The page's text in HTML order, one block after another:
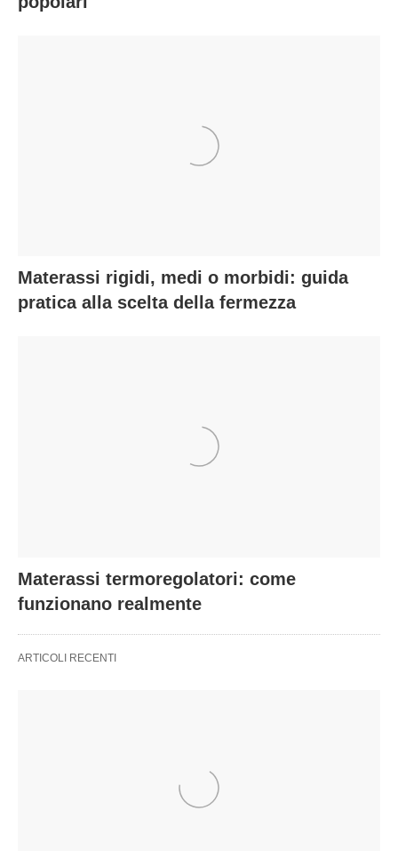
Materassi rigidi, medi o morbidi: guida
pratica alla scelta della fermezza
Materassi termoregolatori: come
funzionano realmente
ARTICOLI RECENTI